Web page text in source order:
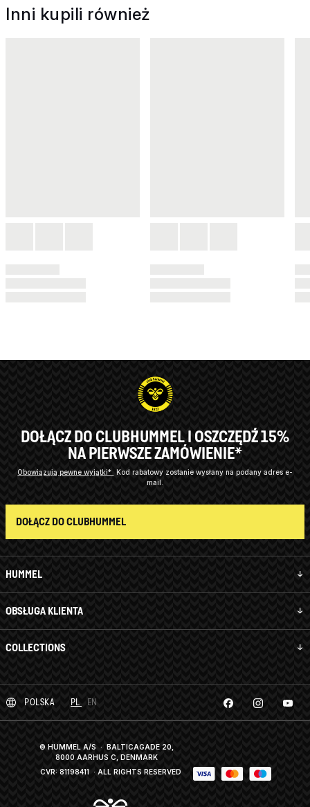
Inni kupili również
HUMMEL
OBSŁUGA KLIENTA
COLLECTIONS
DOŁĄCZ DO CLUBHUMMEL I OSZCZĘDŹ 15%
NA PIERWSZE ZAMÓWIENIE*
Obowiązują pewne wyjątki* Kod rabatowy zostanie wysłany na podany adres e-
mail.
DOŁĄCZ DO CLUBHUMMEL
POLSKA PL EN
© HUMMEL A/S · BALTICAGADE 20,
8000 AARHUS C, DENMARK
CVR: 81198411 · ALL RIGHTS RESERVED